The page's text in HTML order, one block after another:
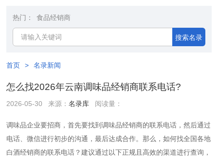
热门： 食品经销商
搜索名录
首页 > 名录新闻
怎么找2026年云南调味品经销商联系电话?
2026-05-30 来源：名录库 阅读量：
调味品企业要招商，首先要找到调味品经销商的联系电话，然后通过
电话、微信进行初步的沟通，最后达成合作。那么，如何找全国各地
白酒经销商的联系电话？建议通过以下‌正规且高效‌的渠道进行查询，